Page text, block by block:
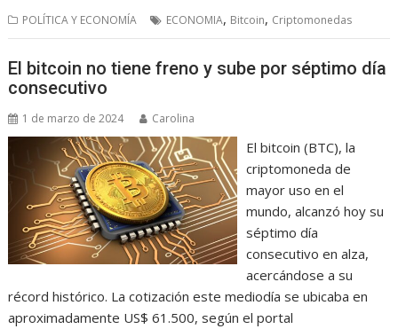
POLÍTICA Y ECONOMÍA ECONOMIA, Bitcoin, Criptomonedas
El bitcoin no tiene freno y sube por séptimo día
consecutivo
1 de marzo de 2024 Carolina
El bitcoin (BTC), la
criptomoneda de
mayor uso en el
mundo, alcanzó hoy su
séptimo día
consecutivo en alza,
acercándose a su
récord histórico. La cotización este mediodía se ubicaba en
aproximadamente US$ 61.500, según el portal